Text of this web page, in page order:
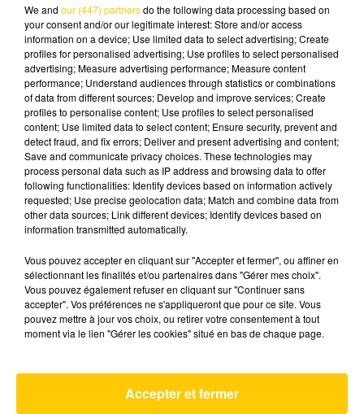
Lecture (4 min 10 sec)
23 juin 2026 - 4 min 10 sec
L'INFO DU GARD DU 23/06/26 À 06H00
Ecoutez sur Totem l'information en Lozère et sur
le bassin d'Alès avec les reportages de nos
journalistes sur le terrain.
AVEYRON NORD
We and our (447) partnersdo the following data processing based on
your consent and/or our legitimate interest: Store and/or access
information on a device; Use limited data to select advertising; Create
profiles for personalised advertising; Use profiles to select personalised
advertising; Measure advertising performance; Measure content
performance; Understand audiences through statistics or combinations
of data from different sources; Develop and improve services; Create
profiles to personalise content; Use profiles to select personalised
content; Use limited data to select content; Ensure security, prevent and
detect fraud, and fix errors; Deliver and present advertising and content;
Save and communicate privacy choices. These technologies may
process personal data such as IP address and browsing data to offer
following functionalities: Identify devices based on information actively
requested; Use precise geolocation data; Match and combine data from
other data sources; Link different devices; Identify devices based on
information transmitted automatically.
Vous pouvez accepter en cliquant sur "Accepter et fermer", ou affiner en
sélectionnant les finalités et/ou partenaires dans "Gérer mes choix".
Vous pouvez également refuser en cliquant sur "Continuer sans
accepter". Vos préférences ne s'appliqueront que pour ce site. Vous
pouvez mettre à jour vos choix, ou retirer votre consentement à tout
moment via le lien "Gérer les cookies" situé en bas de chaque page.
Accepter et fermer